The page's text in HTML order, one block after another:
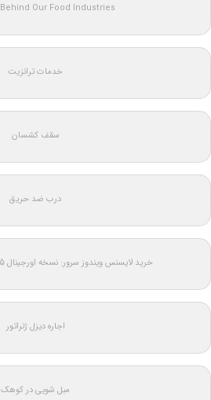
Our Food Industries
خدمات ترانزیت
سقف کشسان
درب ضد حریق
خرید لایسنس ویندوز سرور: نسخه اورجینال Windows Server 2025
اجاره دیزل ژنراتور
مبل شویی در کوهک